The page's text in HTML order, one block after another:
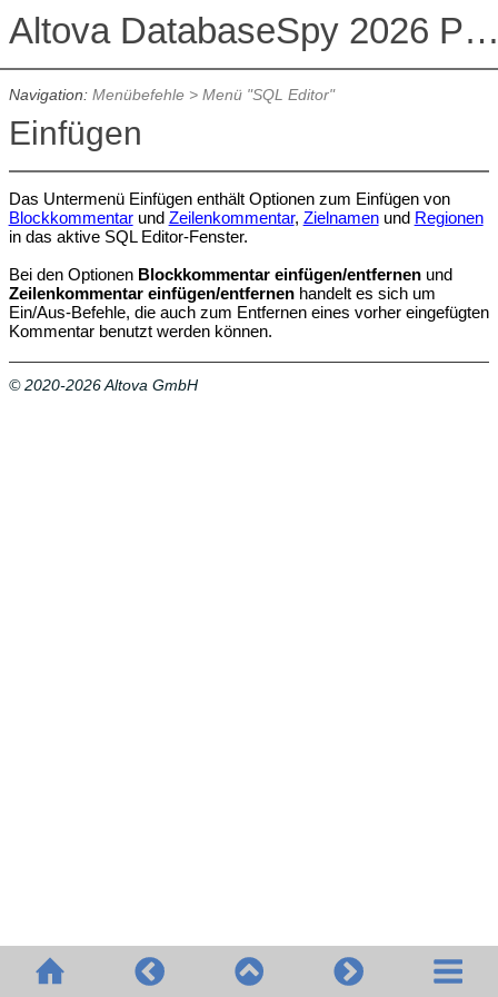
Altova DatabaseSpy 2026
Navigation: Menübefehle> Menü "SQL Editor"
Einfügen
Das Untermenü Einfügen enthält Optionen zum Einfügen von
Blockkommentarund Zeilenkommentar, Zielnamenund Regionen
in das aktive SQL Editor-Fenster.
Bei den Optionen Blockkommentar einfügen/entfernenund
Zeilenkommentar einfügen/entfernenhandelt es sich um
Ein/Aus-Befehle, die auch zum Entfernen eines vorher eingefügten
Kommentar benutzt werden können.
© 2020-2026 Altova GmbH